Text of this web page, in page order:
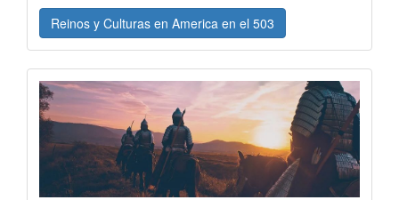
Reinos y Culturas en America en el 503